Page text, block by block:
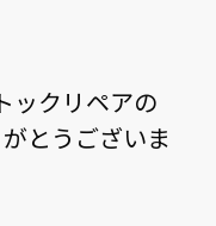
ックリペアの
とうございま